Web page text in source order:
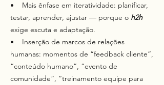
• Mais ênfase em iteratividade: planificar,
testar, aprender, ajustar — porque o h2h
exige escuta e adaptação.
• Inserção de marcos de relações
humanas: momentos de “feedback cliente”,
“conteúdo humano”, “evento de
comunidade”, “treinamento equipe para